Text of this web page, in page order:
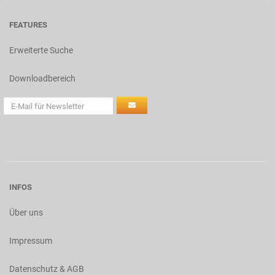
FEATURES
Erweiterte Suche
Downloadbereich
INFOS
Über uns
Impressum
Datenschutz & AGB